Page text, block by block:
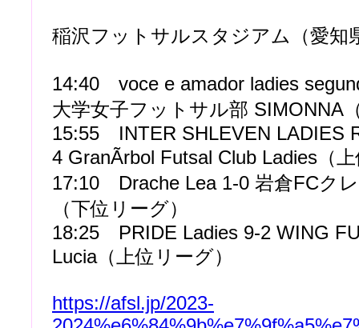
稲沢フットサルスタジアム（愛知
14:40 voce e amador ladies
大学女子フットサル部 SIMONNA
15:55 INTER SHLEVEN LADIES
4 GranÃrbol Futsal Club Ladies（
17:10 Drache Lea 1-0 岩倉FCク
（下位リーグ）
18:25 PRIDE Ladies 9-2 WING
Lucia（上位リーグ）
https://afsl.jp/2023-